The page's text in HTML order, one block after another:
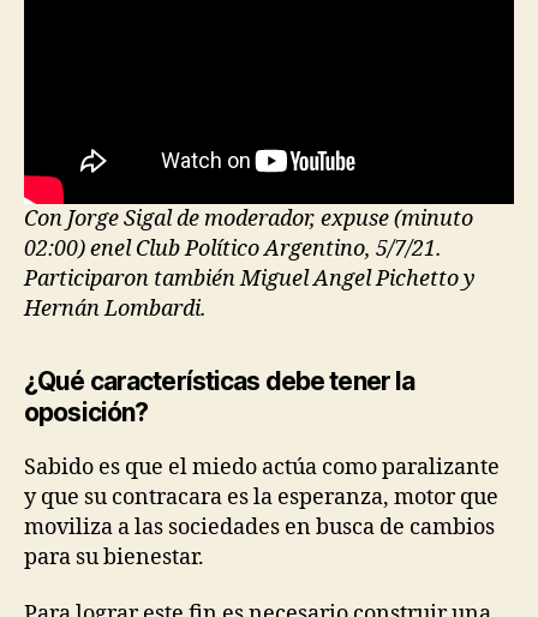
Con Jorge Sigal de moderador, expuse (minuto
02:00) enel Club Político Argentino, 5/7/21.
Participaron también Miguel Angel Pichetto y
Hernán Lombardi.
¿Qué características debe tener la
oposición?
Sabido es que el miedo actúa como paralizante
y que su contracara es la esperanza, motor que
moviliza a las sociedades en busca de cambios
para su bienestar.